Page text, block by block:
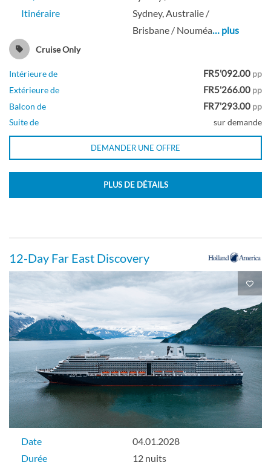
Cabine avec véranda-[VA]
Pont Navigation
Balcon
Cabine avec véranda-[VB]
Pont d’observation
Cabine avec véranda-[VC]
Pont Navigation
Balcon
Cabine avec véranda-[VD]
Itinéraire
Sydney, Australie /
Brisbane / Nouméa… plus
Cruise Only
Intérieure de FR5'092.00 pp
Extérieure de
FR5'266.00 pp
Balcon de
FR7'293.00 pp
Suite de
sur demande
DEMANDER UNE OFFRE
PLUS DE DÉTAILS
12-Day Far East Discovery
Date
04.01.2028
Durée
12 nuits